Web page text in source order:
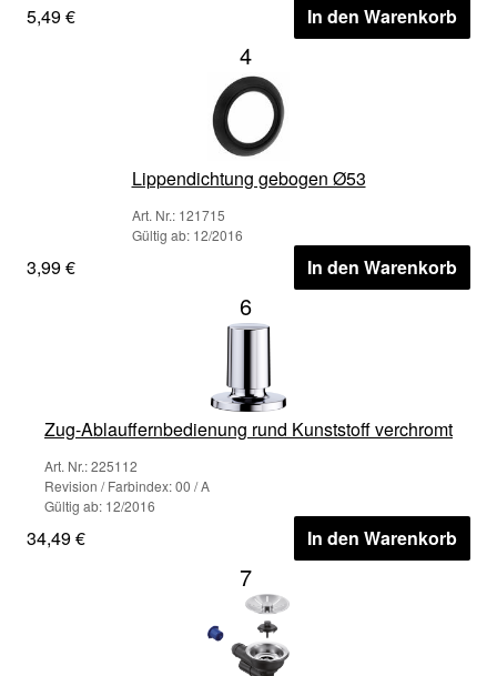
5,49 € In den Warenkorb
4
Lippendichtung gebogen Ø53
Art. Nr.: 121715
Gültig ab: 12/2016
3,99 € In den Warenkorb
6
Zug-Ablauffernbedienung rund Kunststoff verchromt
Art. Nr.: 225112
Revision / Farbindex: 00 / A
Gültig ab: 12/2016
34,49 € In den Warenkorb
7